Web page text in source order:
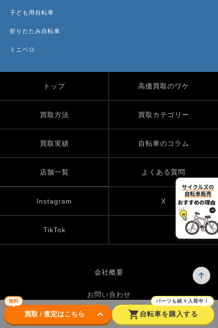
無料
買取 / 査定はこちら keyboard_arrow_down shopping_cart
パーツも続々入荷中！
自転車を購入する
子ども用自転車
折りたたみ自転車
ミニベロ
トップ 高価買取のワケ
買取方法 買取カテゴリー
買取実績 自転車のコラム
店舗一覧 よくある質問
Instagram X
TikTok
会社概要
お問い合わせ
プライバシーポリシー